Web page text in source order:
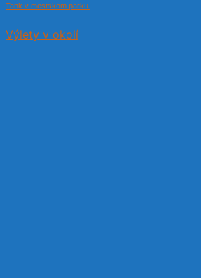
Tank v mestskom parku.
Výlety v okolí